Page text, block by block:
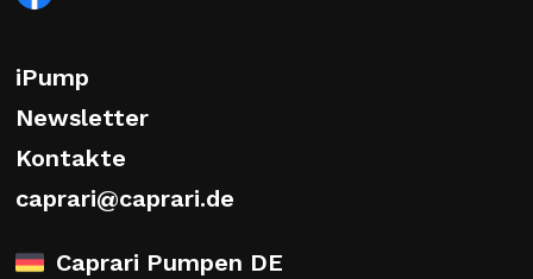
iPump
Newsletter
Kontakte
caprari@caprari.de
Caprari Pumpen DE